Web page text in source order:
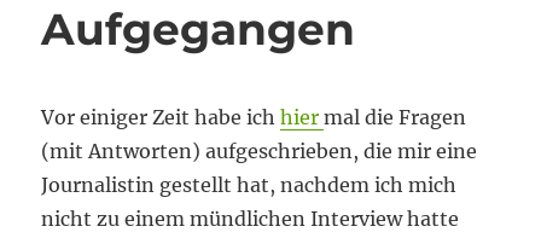
Aufgegangen
Vor einiger Zeit habe ichhiermal die Fragen
(mit Antworten) aufgeschrieben, die mir eine
Journalistin gestellt hat, nachdem ich mich
nicht zu einem mündlichen Interview hatte